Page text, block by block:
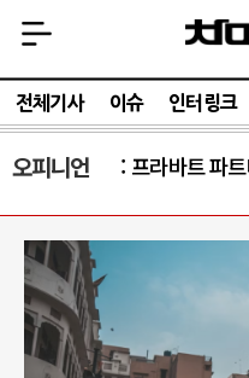
전체기사 이슈 인터링크
오피니언 프라바트 파